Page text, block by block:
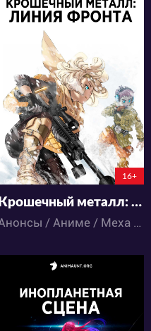
656
6 0
175:18:14:12
16+
Крошечный металл: Линия фронта
Анонсы / Аниме / Меха / Фантастика